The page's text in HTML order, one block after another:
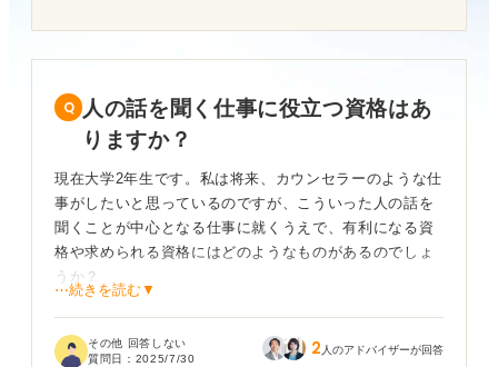
人の話を聞く仕事に役立つ資格はあ
りますか？
現在大学2年生です。私は将来、カウンセラーのような仕
事がしたいと思っているのですが、こういった人の話を
聞くことが中心となる仕事に就くうえで、有利になる資
格や求められる資格にはどのようなものがあるのでしょ
うか？
くことを仕事にして生計を立てることは可能なのでしょ
⋯続きを読む▼
その他 回答しない
質問日： 2025/7/30 2 人のアドバイザーが回答